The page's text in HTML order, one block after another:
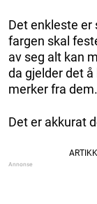
Det enkleste
fargen skal
av seg alt kan
da gjelder det
merker fra dem.
Det er akkurat